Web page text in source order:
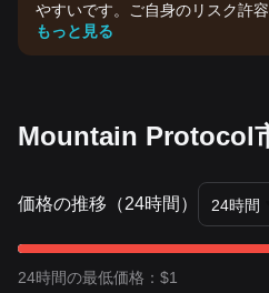
やすいです。ご自身のリスク許
断を行ってください。
もっと見る
Mountain Protocol
価格の推移（24時間） 24時間
24時間の最低価格：$1